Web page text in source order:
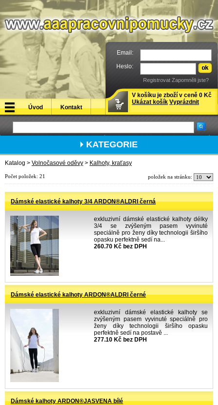
Úvod Kontakt
Email:
Heslo:
Registrovat Zapomněli jste?
V košíku je zboží v ceně 0 Kč
Ukázat košík Vyprázdnit
KATEGORIE
Katalog > Volnočasové oděvy > Kalhoty, kraťasy
Počet položek: 21 položek na stránku:
Dámské elastické kalhoty 3/4 ARDON®ALDRI černá
exkluzivní dámské elastické kalhoty délky
3/4 se zvýšeným pasem vyvinuté
speciálně pro ženy díky technologii širšího
opasku perfektně sedí na...
260.70 Kč bez DPH
Dámské elastické kalhoty ARDON®ALDRI černé
exkluzivní dámské elastické kalhoty se
zvýšeným pasem vyvinuté speciálně pro
ženy díky technologii širšího opasku
perfektně sedí na postavě ...
277.10 Kč bez DPH
Dámské kalhoty ARDON®JASVENA bílé